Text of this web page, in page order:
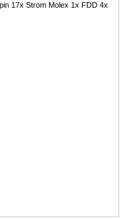
17x Strom Molex 1x FDD 4x